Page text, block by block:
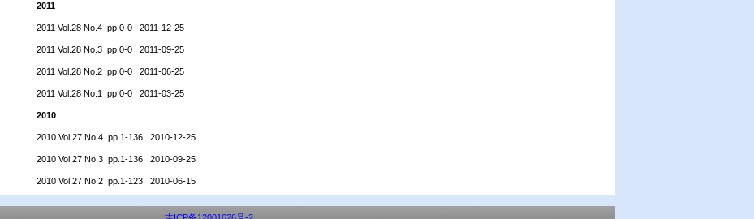
2011
2011 Vol.28 No.4 pp.0-0 2011-12-25
2011 Vol.28 No.3 pp.0-0 2011-09-25
2011 Vol.28 No.2 pp.0-0 2011-06-25
2011 Vol.28 No.1 pp.0-0 2011-03-25
2010
2010 Vol.27 No.4 pp.1-136 2010-12-25
2010 Vol.27 No.3 pp.1-136 2010-09-25
2010 Vol.27 No.2 pp.1-123 2010-06-15